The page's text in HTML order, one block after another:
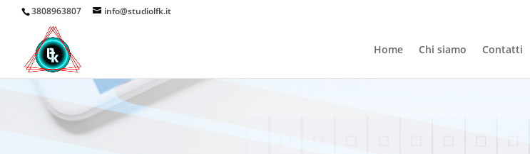
3808963807 info@studiolfk.it
Home Chi siamo Contatti